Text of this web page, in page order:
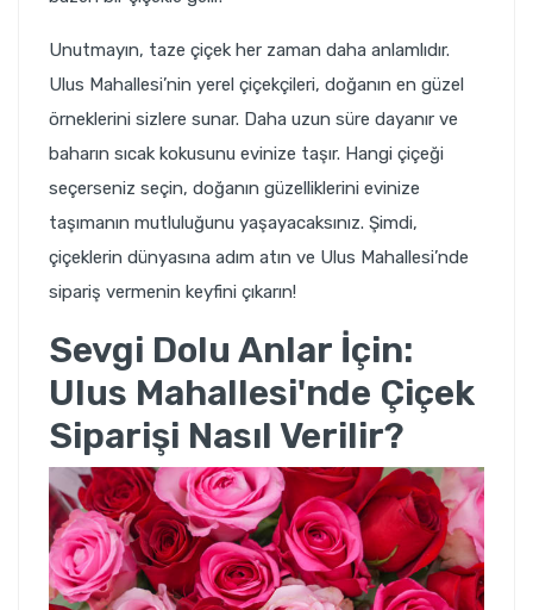
Unutmayın, taze çiçek her zaman daha anlamlıdır.
Ulus Mahallesi’nin yerel çiçekçileri, doğanın en güzel
örneklerini sizlere sunar. Daha uzun süre dayanır ve
baharın sıcak kokusunu evinize taşır. Hangi çiçeği
seçerseniz seçin, doğanın güzelliklerini evinize
taşımanın mutluluğunu yaşayacaksınız. Şimdi,
çiçeklerin dünyasına adım atın ve Ulus Mahallesi’nde
sipariş vermenin keyfini çıkarın!
Sevgi Dolu Anlar İçin:
Ulus Mahallesi'nde Çiçek
Siparişi Nasıl Verilir?